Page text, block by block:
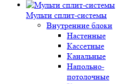
Мульти сплит-системы
Внутренние блоки
Настенные
Кассетные
Канальные
Напольно-
потолочные